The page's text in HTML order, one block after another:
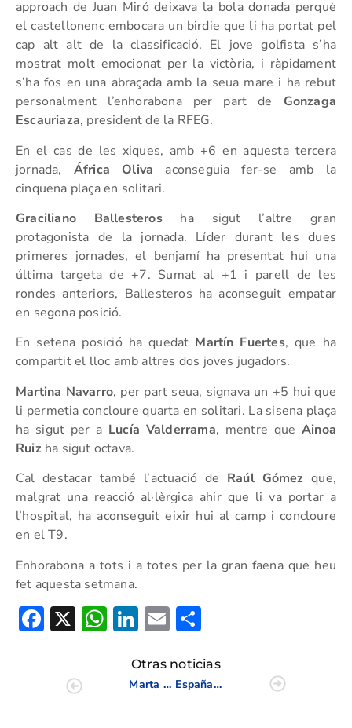
approach de Juan Miró deixava la bola donada perquè
el castellonenc embocara un birdie que li ha portat pel
cap alt alt de la classificació. El jove golfista s’ha
mostrat molt emocionat per la victòria, i ràpidament
s’ha fos en una abraçada amb la seua mare i ha rebut
personalment l’enhorabona per part de Gonzaga
Escauriaza, president de la RFEG.
En el cas de les xiques, amb +6 en aquesta tercera
jornada, África Oliva aconseguia fer-se amb la
cinquena plaça en solitari.
Graciliano Ballesterosha sigut l’altre gran
protagonista de la jornada. Líder durant les dues
primeres jornades, el benjamí ha presentat hui una
última targeta de +7. Sumat al +1 i parell de les
rondes anteriors, Ballesteros ha aconseguit empatar
en segona posició.
En setena posició ha quedat Martín Fuertes, que ha
compartit el lloc amb altres dos joves jugadors.
Martina Navarro, per part seua, signava un +5 hui que
li permetia concloure quarta en solitari. La sisena plaça
ha sigut per a Lucía Valderrama, mentre que Ainoa
Ruizha sigut octava.
Cal destacar també l’actuació de Raúl Gómez que,
malgrat una reacció al·lèrgica ahir que li va portar a
l’hospital, ha aconseguit eixir hui al camp i concloure
en el T9.
Enhorabona a tots i a totes per la gran faena que heu
fet aquesta setmana.
Facebook
X WhatsApp
LinkedIn
Email
Otras noticias
Marta Pérez ganadora del Santander Golf Tour de Burgos
España cae ante Escocia en cuartos de final del Europeo Absoluto Femenino por Equipos